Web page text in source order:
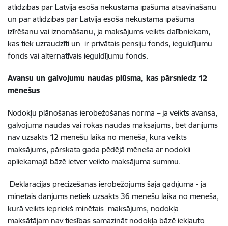
atlīdzības par Latvijā esoša nekustamā īpašuma atsavināšanu
un par atlīdzības par Latvijā esoša nekustamā īpašuma
izīrēšanu vai iznomāšanu, ja maksājums veikts dalībniekam,
kas tiek uzraudzīti un ir privātais pensiju fonds, ieguldījumu
fonds vai alternatīvais ieguldījumu fonds.
Avansu un galvojumu naudas plūsma, kas pārsniedz 12
mēnešus
Nodokļu plānošanas ierobežošanas norma – ja veikts avansa,
galvojuma naudas vai rokas naudas maksājums, bet darījums
nav uzsākts 12 mēnešu laikā no mēneša, kurā veikts
maksājums, pārskata gada pēdējā mēneša ar nodokli
apliekamajā bāzē ietver veikto maksājuma summu.
Deklarācijas precizēšanas ierobežojums šajā gadījumā - ja
minētais darījums netiek uzsākts 36 mēnešu laikā no mēneša,
kurā veikts iepriekš minētais maksājums, nodokļa
maksātājam nav tiesības samazināt nodokļa bāzē iekļauto